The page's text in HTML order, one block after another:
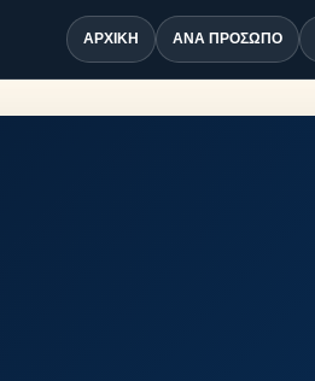
ΑΡΧΙΚΉ ΑΝΆ ΠΡΌΣΩΠΟ